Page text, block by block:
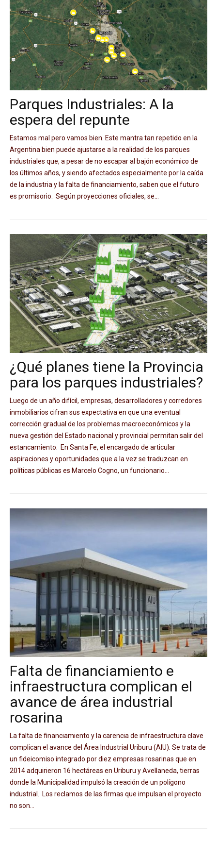
Parques Industriales: A la
espera del repunte
Estamos mal pero vamos bien. Este mantra tan repetido en la
Argentina bien puede ajustarse a la realidad de los parques
industriales que, a pesar de no escapar al bajón económico de
los últimos años, y siendo afectados especialmente por la caída
de la industria y la falta de financiamiento, saben que el futuro
es promisorio. Según proyecciones oficiales, se...
¿Qué planes tiene la Provincia
para los parques industriales?
Luego de un año difícil, empresas, desarrolladores y corredores
inmobiliarios cifran sus expectativa en que una eventual
corrección gradual de los problemas macroeconómicos y la
nueva gestión del Estado nacional y provincial permitan salir del
estancamiento. En Santa Fe, el encargado de articular
aspiraciones y oportunidades que a la vez se traduzcan en
políticas públicas es Marcelo Cogno, un funcionario...
Falta de financiamiento e
infraestructura complican el
avance de área industrial
rosarina
La falta de financiamiento y la carencia de infraestructura clave
complican el avance del Área Industrial Uriburu (AIU). Se trata de
un fideicomiso integrado por diez empresas rosarinas que en
2014 adquirieron 16 hectáreas en Uriburu y Avellaneda, tierras
donde la Municipalidad impulsó la creación de un polígono
industrial. Los reclamos de las firmas que impulsan el proyecto
no son...